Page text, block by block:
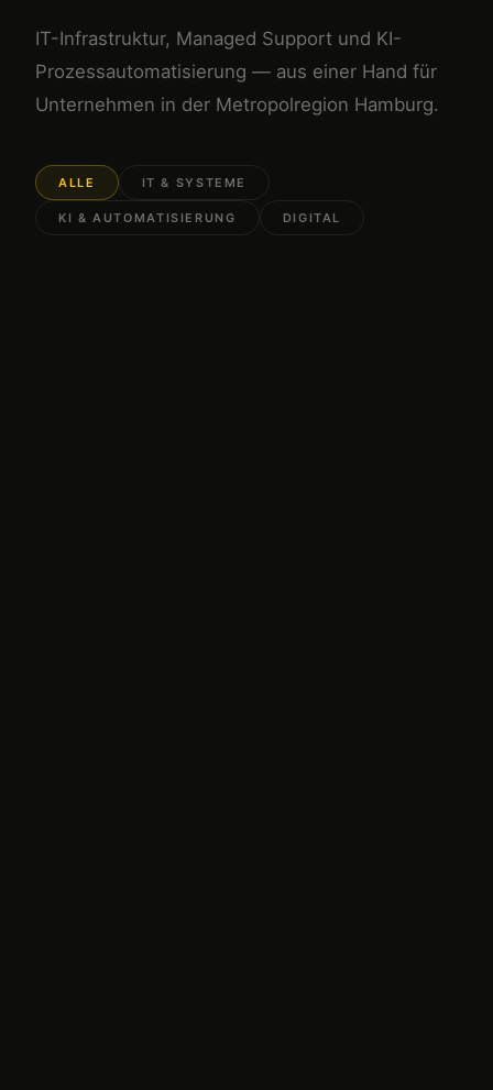
IT-Infrastruktur, Managed Support und KI-
Prozessautomatisierung — aus einer Hand für
Unternehmen in der Metropolregion Hamburg.
ALLE IT & SYSTEME
KI & AUTOMATISIERUNG DIGITAL